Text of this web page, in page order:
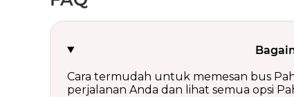
Cara termudah untuk memesan bus
perjalanan Anda dan lihat semua opsi